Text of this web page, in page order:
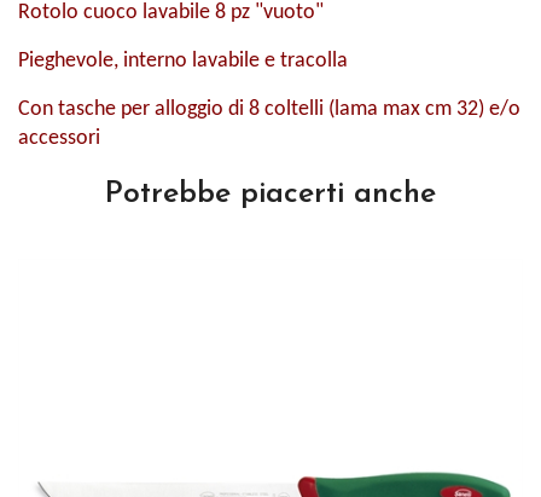
Rotolo cuoco lavabile 8 pz "vuoto"
Pieghevole, interno lavabile e tracolla
Con tasche per alloggio di 8 coltelli (lama max cm 32) e/o
accessori
Potrebbe piacerti anche